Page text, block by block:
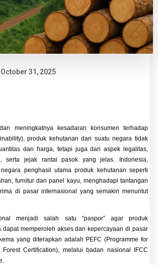
October 31, 2025
meningkatnya kesadaran konsumen terhadap
produk kehutanan dari suatu negara tidak
dan harga, tetapi juga dari aspek legalitas,
serta jejak rantai pasok yang jelas. Indonesia,
penghasil utama produk kehutanan seperti
furnitur dan panel kayu, menghadapi tantangan
di pasar internasional yang semakin menuntut
menjadi salah satu “paspor” agar produk
dapat memperoleh akses dan kepercayaan di pasar
yang diterapkan adalah PEFC (Programme for
Certification), melalui badan nasional IFCC